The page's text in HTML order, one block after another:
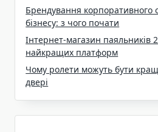
Брендування корпоративного
бізнесу: з чого почати
Інтернет-магазин паяльників
найкращих платформ
Чому ролети можуть бути
двері